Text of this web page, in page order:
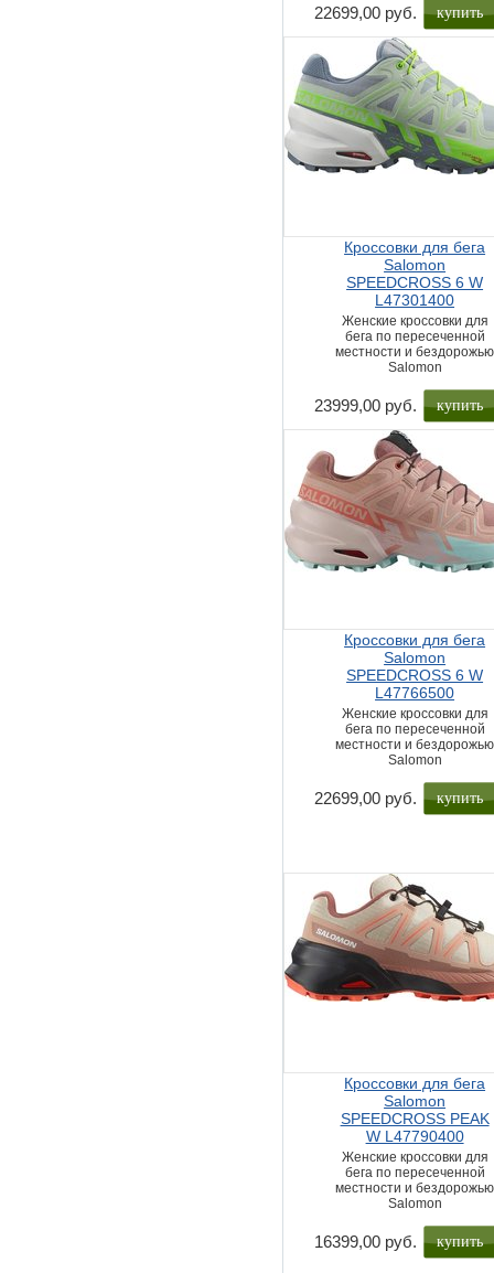
22699,00 руб. купить
Кроссовки для бега
Salomon
SPEEDCROSS 6 W
L47301400
Женские кроссовки для
бега по пересеченной
местности и бездорожью
Salomon
23999,00 руб. купить
Кроссовки для бега
Salomon
SPEEDCROSS 6 W
L47766500
Женские кроссовки для
бега по пересеченной
местности и бездорожью
Salomon
22699,00 руб. купить
Кроссовки для бега
Salomon
SPEEDCROSS PEAK
W L47790400
Женские кроссовки для
бега по пересеченной
местности и бездорожью
Salomon
16399,00 руб. купить